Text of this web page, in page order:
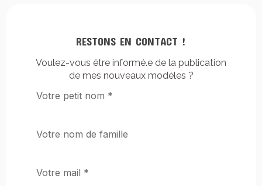
RESTONS EN CONTACT !
Voulez-vous être informé.e de la publication
de mes nouveaux modèles ?